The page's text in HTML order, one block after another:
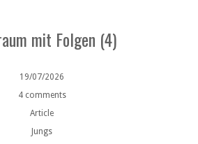
mit Folgen (4)
19/07/2026
4 comments
Article
Jungs